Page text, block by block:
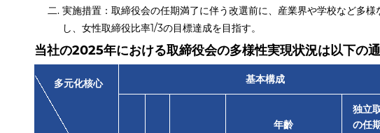
実施措置：取締役会の任期満了に伴う改選前に、産業界や学校など多
し、女性取締役比率1/3の目標達成を目指す。
当社の2025年における取締役会の多様性実現状況は以下の通
多元化核心 基本構成
年齡
独立
の任